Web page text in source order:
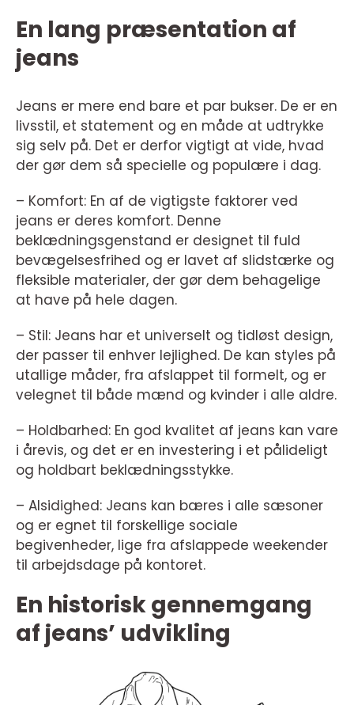
En lang præsentation af
jeans
Jeans er mere end bare et par bukser. De er en
livsstil, et statement og en måde at udtrykke
sig selv på. Det er derfor vigtigt at vide, hvad
der gør dem så specielle og populære i dag.
– Komfort: En af de vigtigste faktorer ved
jeans er deres komfort. Denne
beklædningsgenstand er designet til fuld
bevægelsesfrihed og er lavet af slidstærke og
fleksible materialer, der gør dem behagelige
at have på hele dagen.
– Stil: Jeans har et universelt og tidløst design,
der passer til enhver lejlighed. De kan styles på
utallige måder, fra afslappet til formelt, og er
velegnet til både mænd og kvinder i alle aldre.
– Holdbarhed: En god kvalitet af jeans kan vare
i årevis, og det er en investering i et pålideligt
og holdbart beklædningsstykke.
– Alsidighed: Jeans kan bæres i alle sæsoner
og er egnet til forskellige sociale
begivenheder, lige fra afslappede weekender
til arbejdsdage på kontoret.
En historisk gennemgang
af jeans’ udvikling